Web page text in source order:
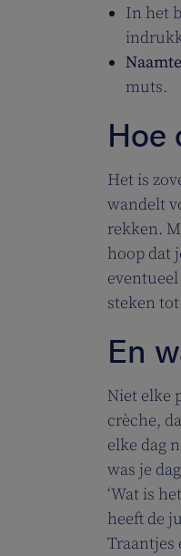
In het
muts.
Hoe
Het is
wandelt
rekken.
hoop dat
steken
En
Niet elke
crèche,
elke dag
was je
‘Wat is
heeft de
Traantjes